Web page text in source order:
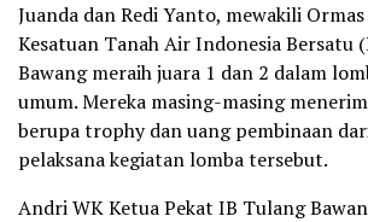
Juanda dan Redi Yanto, mewakili
Kesatuan Tanah Air Indonesia Bersatu
Bawang meraih juara 1 dan 2 dalam
umum. Mereka masing-masing
berupa trophy dan uang pembinaan
pelaksana kegiatan lomba tersebut.
Andri WK Ketua Pekat IB Tulang